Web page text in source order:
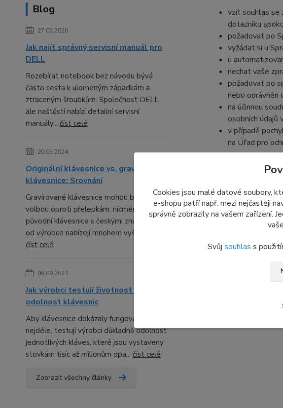
Blog
27.05.2026
Jak najít správný servisní manuál pro
DELL
Rozebírat notebook bez návodu bývá
často cesta k ulomeným západkám a
ztraceným šroubkům. Společnost DELL
ale naštěstí nabízí detailní servisní
manuály... číst celé
20.05.2024
Originální klávesnice vs. gravírované
klávesnice: Srovnání
Gravírované klávesnice mohou být lepší
volbou oproti přelepkám, nicméně
původní klávesnice s českými znaky přímo
od výrobce nabízejí mnohem vyšší kval...
číst celé
06.09.2023
Jak výrobci testují životnost a
odolnost klávesnic
Aby klávesnice dokázaly fungovat co
nejdéle, testují výrobci důkladně odolnost
jednotlivých kláves, které jsou vystaveny
stovkám tisíc až milionům opa... číst celé
Zobrazit všechny články
vzít souhlas se
dotazníku
požadovat po
vyžádat si u
u
nechat vaše
požadovat po
nebo oprávněn
na účinnou
osobních údajů
v případě
na Úřad pro
Cookies jsou malé datové soubory,
e-shopu patří např. mezi nejčastěji
správně zobrazily na vašem zařízení.
Svůj souhlas s